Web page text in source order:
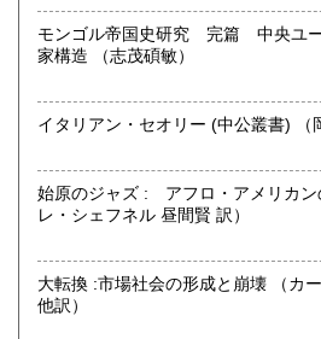
モンゴル帝国史研究 完篇 中央ユ
家構造 （志茂碩敏）
イタリ
始原のジャズ : アフロ・アメリカンの音響
レ・シェフネル 昼間賢 訳）
大転換 :市場社会の形成と崩壊 （カール・ポラニー 吉沢英成
他訳）